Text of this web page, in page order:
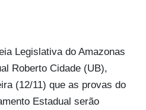
Legislativa do Amazonas
Roberto Cidade (UB),
(12/11) que as provas do
Estadual serão